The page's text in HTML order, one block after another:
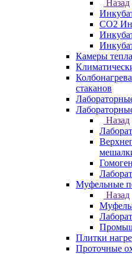
Назад
CO2
Камеры
стаканов
Назад
Муфельные
Назад
Плитки
Проточные